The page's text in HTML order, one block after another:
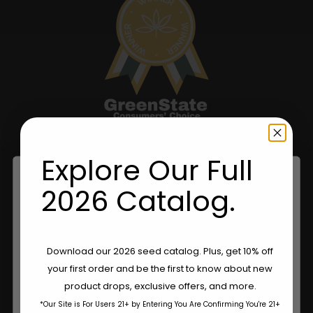
Shop
EU-Shop
Kleidung kaufen
Einzelhändler
Are You Aged 18 Or Over?
The content and products of our website is reserved for
those of legal age.Please see Terms & Conditions.
Explore Our Full
2026 Catalog.
Download our 2026 seed catalog. Plus, get 10% off
your first order and be the first to know about new
product drops, exclusive offers, and more.
*Our Site is For Users 21+ by Entering You Are Confirming You're 21+